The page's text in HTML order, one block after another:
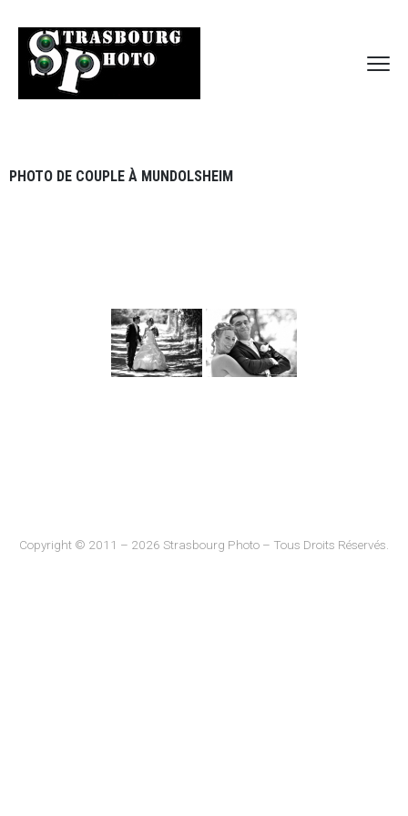
PHOTO DE COUPLE À MUNDOLSHEIM
Copyright © 2011 – 2026 Strasbourg Photo – Tous Droits Réservés.